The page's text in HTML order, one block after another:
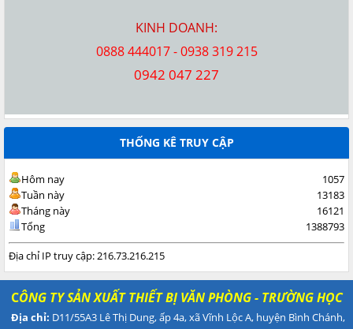
KINH DOANH:
0888 444017 - 0938 319 215
0942 047 227
THỐNG KÊ TRUY CẬP
Hôm nay
1057
Tuần này
13183
Tháng này
16121
Tổng
1388793
Địa chỉ IP truy cập: 216.73.216.215
CÔNG TY SẢN XUẤT THIẾT BỊ VĂN PHÒNG - TRƯỜNG HỌC
Địa chỉ: D11/55A3 Lê Thị Dung, ấp 4a, xã Vĩnh Lộc A, huyện Bình Chánh,